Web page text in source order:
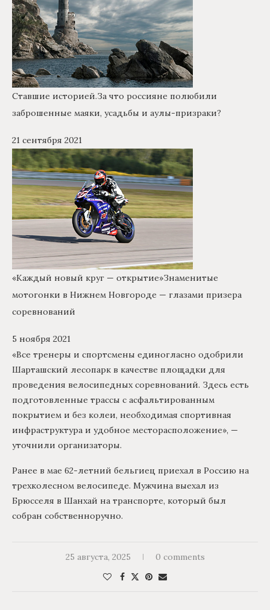
Ставшие историей.За что россияне полюбили
заброшенные маяки, усадьбы и аулы-призраки?
21 сентября 2021
«Каждый новый круг — открытие»Знаменитые
мотогонки в Нижнем Новгороде — глазами призера
соревнований
5 ноября 2021
«Все тренеры и спортсмены единогласно одобрили
Шарташский лесопарк в качестве площадки для
проведения велосипедных соревнований. Здесь есть
подготовленные трассы с асфальтированным
покрытием и без колеи, необходимая спортивная
инфраструктура и удобное месторасположение», —
уточнили организаторы.
Ранее в мае 62-летний бельгиец приехал в Россию на
трехколесном велосипеде. Мужчина выехал из
Брюсселя в Шанхай на транспорте, который был
собран собственноручно.
25 августа, 2025 0 comments